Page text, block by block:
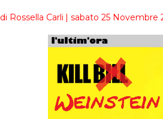
di Rossella Carli | sabato 25 Novembre